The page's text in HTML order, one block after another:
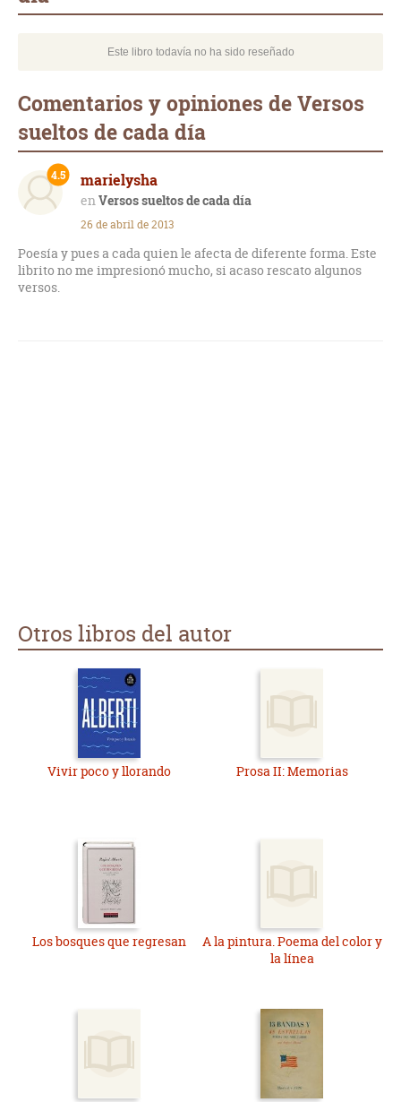
Este libro todavía no ha sido reseñado
Comentarios y opiniones de Versos
sueltos de cada día
marielysha
Versos sueltos de cada día
4.5
26 de abril de 2013
Poesía y pues a cada quien le afecta de diferente forma. Este
librito no me impresionó mucho, si acaso rescato algunos
versos.
Otros libros del autor
Vivir poco y llorando Prosa II: Memorias
Los bosques que regresan
A la pintura. Poema del color y
la línea